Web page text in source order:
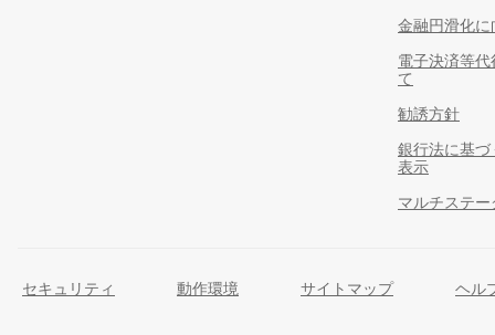
金融円滑化
電子決済等
て
勧誘方針
銀行法に基
表示
マルチステ
セキュリティ 動作環境 サイトマップ ヘル